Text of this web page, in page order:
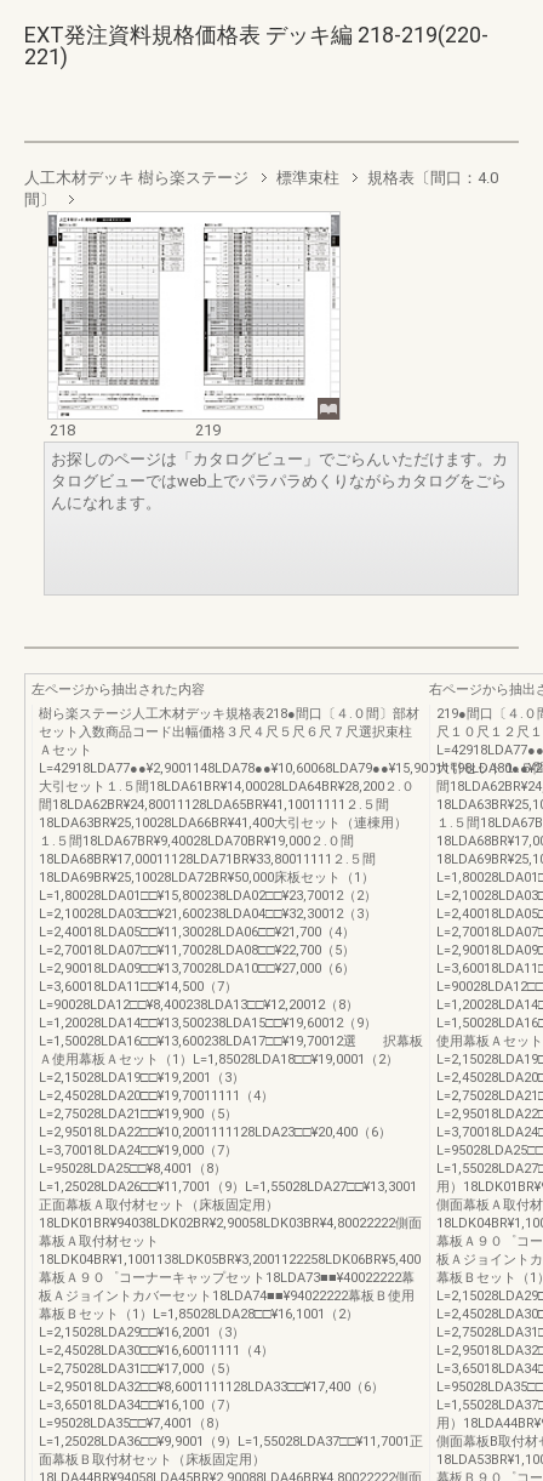
EXT発注資料規格価格表 デッキ編 218-219(220-
221)
人工木材デッキ 樹ら楽ステージ 標準束柱
規格表〔間口：4.0
間〕
218
219
お探しのページは「カタログビュー」でごらんいただけます。カ
タログビューではweb上でパラパラめくりながらカタログをごら
んになれます。
左ページから抽出された内容
樹ら楽ステージ人工木材デッキ規格表218●間口〔４.０間〕部材
セット入数商品コード出幅価格３尺４尺５尺６尺７尺選択束柱
Ａセット
大引セット１.５間18LDA61BR¥14,00028LDA64BR¥28,200２.０
間18LDA62BR¥24,80011128LDA65BR¥41,10011111２.５間
18LDA63BR¥25,10028LDA66BR¥41,400大引セット（連棟用）
１.５間18LDA67BR¥9,40028LDA70BR¥19,000２.０間
18LDA68BR¥17,00011128LDA71BR¥33,80011111２.５間
18LDA69BR¥25,10028LDA72BR¥50,000床板セット（1）
L=1,80028LDA01□□¥15,800238LDA02□□¥23,70012（2）
L=2,10028LDA03□□¥21,600238LDA04□□¥32,30012（3）
L=2,40018LDA05□□¥11,30028LDA06□□¥21,700（4）
L=2,70018LDA07□□¥11,70028LDA08□□¥22,700（5）
L=2,90018LDA09□□¥13,70028LDA10□□¥27,000（6）
L=3,60018LDA11□□¥14,500（7）
L=90028LDA12□□¥8,400238LDA13□□¥12,20012（8）
L=1,20028LDA14□□¥13,500238LDA15□□¥19,60012（9）
L=1,50028LDA16□□¥13,600238LDA17□□¥19,70012選 択幕板
Ａ使用幕板Ａセット（1）L=1,85028LDA18□□¥19,0001（2）
L=2,15028LDA19□□¥19,2001（3）
L=2,45028LDA20□□¥19,70011111（4）
L=2,75028LDA21□□¥19,900（5）
L=2,95018LDA22□□¥10,2001111128LDA23□□¥20,400（6）
L=3,70018LDA24□□¥19,000（7）
L=95028LDA25□□¥8,4001（8）
L=1,25028LDA26□□¥11,7001（9）L=1,55028LDA27□□¥13,3001
正面幕板Ａ取付材セット（床板固定用）
18LDK01BR¥94038LDK02BR¥2,90058LDK03BR¥4,80022222側面
幕板Ａ取付材セット
18LDK04BR¥1,1001138LDK05BR¥3,2001122258LDK06BR¥5,400
幕板Ａ９０゜コーナーキャップセット18LDA73■■¥40022222幕
板Ａジョイントカバーセット18LDA74■■¥94022222幕板Ｂ使用
幕板Ｂセット（1）L=1,85028LDA28□□¥16,1001（2）
L=2,15028LDA29□□¥16,2001（3）
L=2,45028LDA30□□¥16,60011111（4）
L=2,75028LDA31□□¥17,000（5）
L=2,95018LDA32□□¥8,6001111128LDA33□□¥17,400（6）
L=3,65018LDA34□□¥16,100（7）
L=95028LDA35□□¥7,4001（8）
L=1,25028LDA36□□¥9,9001（9）L=1,55028LDA37□□¥11,7001正
面幕板Ｂ取付材セット（床板固定用）
18LDA44BR¥94058LDA45BR¥2,90088LDA46BR¥4,80022222側面
右ページから抽出
219●間口〔４.０
尺１０尺１２尺
大引セット１.５
間
１.５間
使用幕板Ａセッ
用）
側面幕板Ａ取付
幕板Ａ９０゜コ
板Ａジョイント
幕板Ｂセット（1
用）
側面幕板B取付材
幕板Ｂ９０゜コ